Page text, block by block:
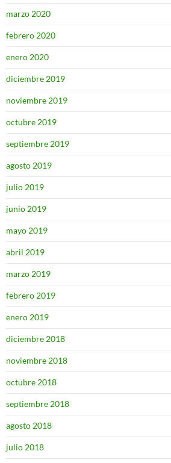
marzo 2020
febrero 2020
enero 2020
diciembre 2019
noviembre 2019
octubre 2019
septiembre 2019
agosto 2019
julio 2019
junio 2019
mayo 2019
abril 2019
marzo 2019
febrero 2019
enero 2019
diciembre 2018
noviembre 2018
octubre 2018
septiembre 2018
agosto 2018
julio 2018